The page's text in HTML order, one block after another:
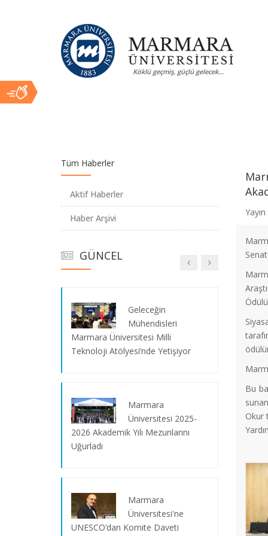
Marmara
Üniversitesi
Köklü geçmiş, güçlü gelecek...
İçerik
Bu
Okur
Tüm Haberler
Aktif Haberler
Haber Arşivi
GÜNCEL
“Forum Africa”
Uluslararası Katılımla
Marmara Üniversitesi’nde
Düzenlendi
Mayıs Kutlamaları Spor Şöleniyle
Taçlandı
Türk Dünyası
Üniversitesi’nde Düzenlendi
Geleceğin
Mühendisleri
Marmara Üniversitesi Milli
Teknoloji Atölyesi’nde Yetişiyor
Marmara
Üniversitesi 2025-
2026 Akademik Yılı Mezunlarını
Uğurladı
Marmara
Üniversitesi'ne
UNESCO’dan Komite Daveti
Koronavirüs Hakkında Akademik Bilgi
Kılavuzu